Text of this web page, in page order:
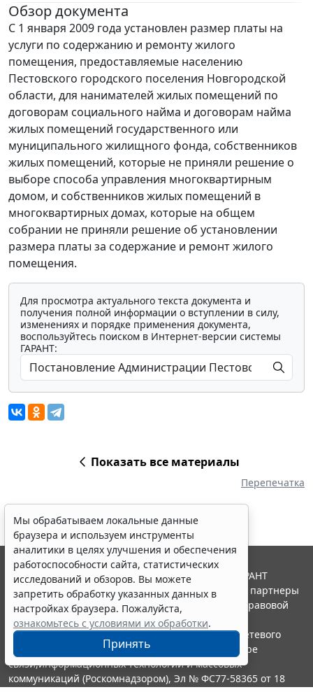
Обзор документа
С 1 января 2009 года установлен размер платы на
услуги по содержанию и ремонту жилого
помещения, предоставляемые населению
Пестовского городского поселения Новгородской
области, для нанимателей жилых помещений по
договорам социального найма и договорам найма
жилых помещений государственного или
муниципального жилищного фонда, собственников
жилых помещений, которые не приняли решение о
выборе способа управления многоквартирным
домом, и собственников жилых помещений в
многоквартирных домах, которые на общем
собрании не приняли решение об установлении
размера платы за содержание и ремонт жилого
помещения.
Для просмотра актуального текста документа и
получения полной информации о вступлении в силу,
изменениях и порядке применения документа,
воспользуйтесь поиском в Интернет-версии системы
ГАРАНТ:
Показать все материалы
Перепечатка
Мы обрабатываем локальные данные
браузера и используем инструменты
аналитики в целях улучшения и обеспечения
работоспособности сайта, статистических
исследований и обзоров. Вы можете
запретить обработку указанных данных в
настройках браузера. Пожалуйста,
ознакомьтесь с условиями их обработки.
Принять
© ООО "НПП "ГАРАНТ-СЕРВИС", 2026. Система ГАРАНТ
выпускается с 1990 года. Компания "Гарант" и ее партнеры
являются участниками Российской ассоциации правовой
информации ГАРАНТ.
Портал ГАРАНТ.РУ зарегистрирован в качестве сетевого
издания Федеральной службой по надзору в сфере
связи,информационных технологий и массовых
коммуникаций (Роскомнадзором), Эл № ФС77-58365 от 18